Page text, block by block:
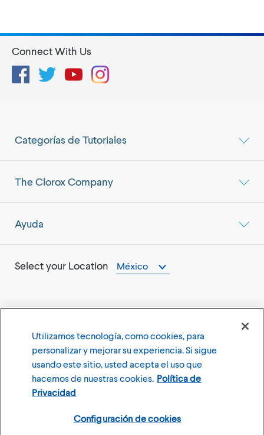
Categorías de Tutoriales
The Clorox Company
Ayuda
Select your Location México
Connect With Us
FacebookTwitterYouTubeInstagram
Terms of Use Privacy Policy
Utilizamos tecnología, como cookies, para
personalizar y mejorar su experiencia. Si sigue
usando este sitio, usted acepta el uso que
hacemos de nuestras cookies. Política de
Privacidad
Configuración de cookies